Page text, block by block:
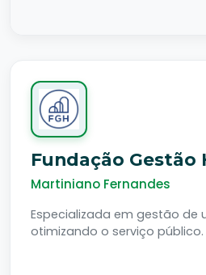
Fundação Gestão
Martiniano Fernandes
Especializada em gestão de
otimizando o serviço público.